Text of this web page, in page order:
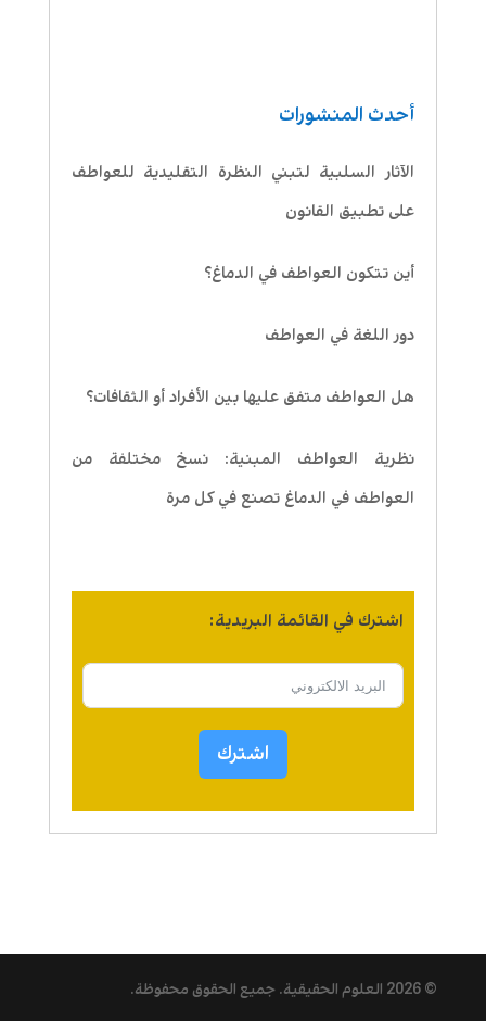
أحدث المنشورات
الآثار السلبية لتبني النظرة التقليدية للعواطف
على تطبيق القانون
أين تتكون العواطف في الدماغ؟
دور اللغة في العواطف
هل العواطف متفق عليها بين الأفراد أو الثقافات؟
نظرية العواطف المبنية: نسخ مختلفة من
العواطف في الدماغ تصنع في كل مرة
اشترك في القائمة البريدية:
اشترك
© 2026 العلوم الحقيقية. جميع الحقوق محفوظة.